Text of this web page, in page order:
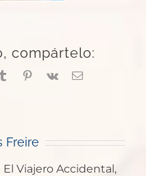
compártelo:
TumblrPinterest
Vk
Correo
Freire
Viajero Accidental,